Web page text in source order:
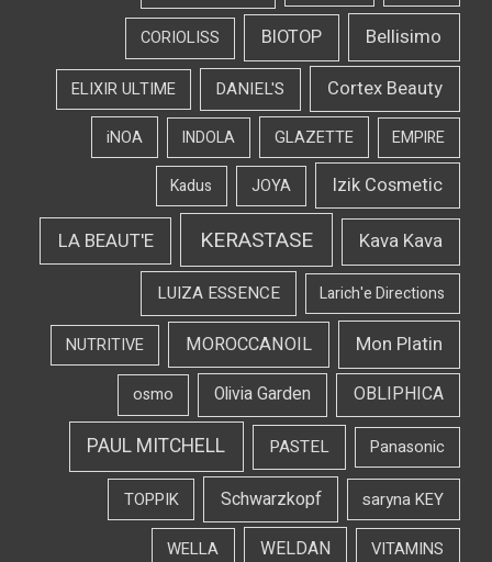
Bellisimo
BIOTOP
CORIOLISS
Cortex Beauty
DANIEL'S
ELIXIR ULTIME
EMPIRE
GLAZETTE
INDOLA
iNOA
Izik Cosmetic
JOYA
Kadus
Kava Kava
KERASTASE
LA BEAUT'E
Larich'e Directions
LUIZA ESSENCE
Mon Platin
MOROCCANOIL
NUTRITIVE
OBLIPHICA
Olivia Garden
osmo
Panasonic
PASTEL
PAUL MITCHELL
saryna KEY
Schwarzkopf
TOPPIK
VITAMINS
WELDAN
WELLA